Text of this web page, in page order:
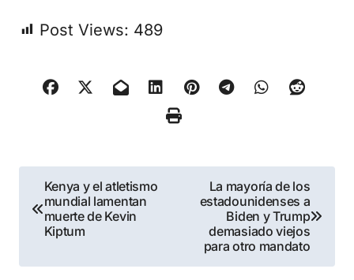
Post Views: 489
Navegación
de
Kenya y el atletismo
mundial lamentan
muerte de Kevin
Kiptum
La mayoría de los
estadounidenses a
Biden y Trump
demasiado viejos
para otro mandato